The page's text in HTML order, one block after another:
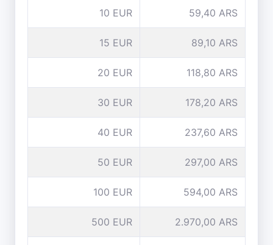
10 EUR 59,40 ARS
15 EUR 89,10 ARS
20 EUR 118,80 ARS
30 EUR 178,20 ARS
40 EUR 237,60 ARS
50 EUR 297,00 ARS
100 EUR 594,00 ARS
500 EUR 2.970,00 ARS